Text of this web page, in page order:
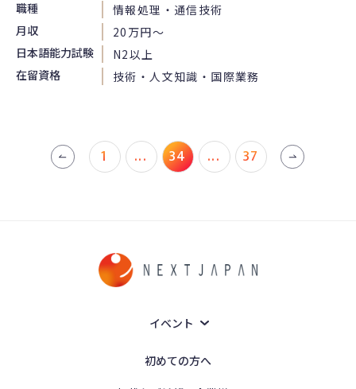
職種
情報処理・通信技術
月収
20万円〜
日本語能力試験
N2以上
在留資格
技術・人文知識・国際業務
1 ... 34 ... 37
イベント
初めての方へ